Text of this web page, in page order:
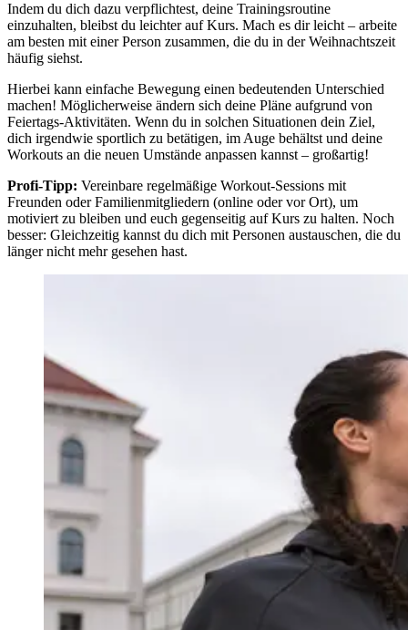
Indem du dich dazu verpflichtest, deine Trainingsroutine
einzuhalten, bleibst du leichter auf Kurs. Mach es dir leicht – arbeite
am besten mit einer Person zusammen, die du in der Weihnachtszeit
häufig siehst.
Hierbei kann einfache Bewegung einen bedeutenden Unterschied
machen! Möglicherweise ändern sich deine Pläne aufgrund von
Feiertags-Aktivitäten. Wenn du in solchen Situationen dein Ziel,
dich irgendwie sportlich zu betätigen, im Auge behältst und deine
Workouts an die neuen Umstände anpassen kannst – großartig!
Profi-Tipp: Vereinbare regelmäßige Workout-Sessions mit
Freunden oder Familienmitgliedern (online oder vor Ort), um
motiviert zu bleiben und euch gegenseitig auf Kurs zu halten. Noch
besser: Gleichzeitig kannst du dich mit Personen austauschen, die du
länger nicht mehr gesehen hast.